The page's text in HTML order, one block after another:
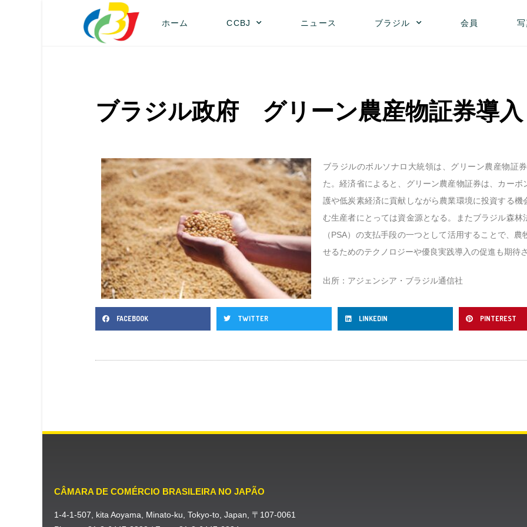
ホーム CCBJ ニュース ブラジル 会員
ブラジル政府 グリーン農産物証券導入
ブラジルのボルソナロ大統領は、グリーン農産物証
た。経済省によると、グリーン農産物証券は、カー
護や低炭素経済に貢献しながら農業環境に投資する
む生産者にとっては資金源となる。またブラジル森
（PSA）の支払手段の一つとして活用することで、
せるためのテクノロジーや優良実践導入の促進も期待
出所：アジェンシア・ブラジル通信社
FACEBOOK TWITTER LINKEDIN PINTEREST
CÂMARA DE COMÉRCIO BRASILEIRA NO JAPÃO
1-4-1-507, kita Aoyama, Minato-ku, Tokyo-to, Japan, 〒107-0061